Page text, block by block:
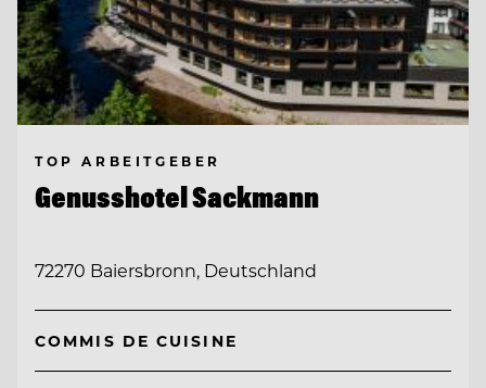
TOP ARBEITGEBER
Genusshotel Sackmann
72270 Baiersbronn, Deutschland
COMMIS DE CUISINE